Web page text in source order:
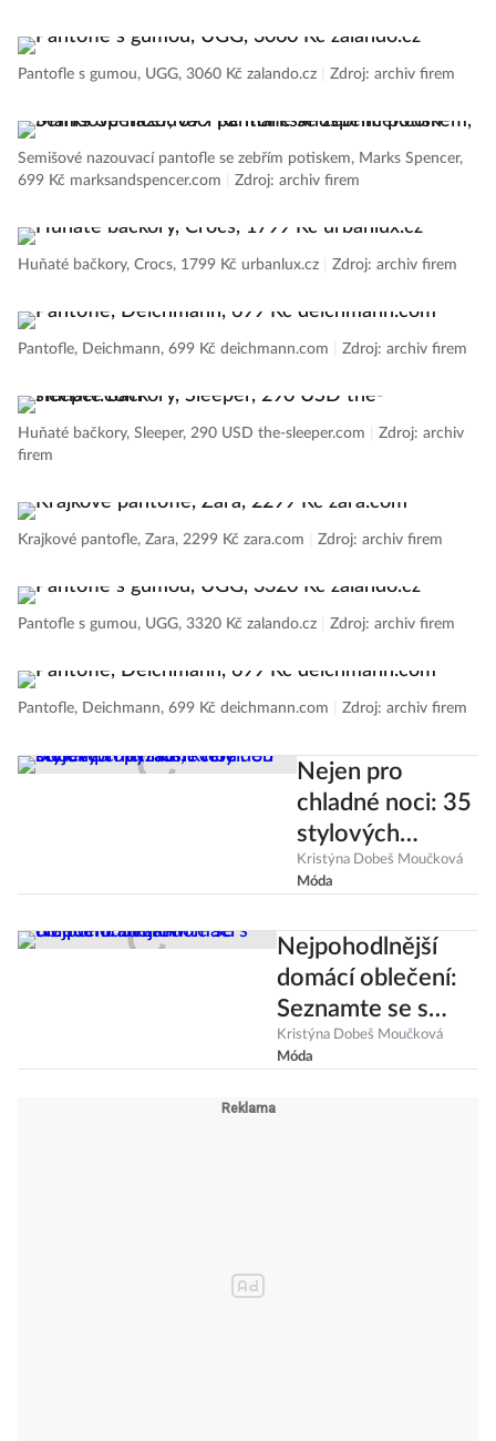
Pantofle s gumou, UGG, 3060 Kč zalando.cz Zdroj: archiv firem
Semišové nazouvací pantofle se zebřím potiskem, Marks Spencer,
699 Kč marksandspencer.com
Zdroj: archiv firem
Huňaté bačkory, Crocs, 1799 Kč urbanlux.cz Zdroj: archiv firem
Pantofle, Deichmann, 699 Kč deichmann.com Zdroj: archiv firem
Huňaté bačkory, Sleeper, 290 USD the-sleeper.com
Zdroj: archiv
firem
Krajkové pantofle, Zara, 2299 Kč zara.com Zdroj: archiv firem
Pantofle s gumou, UGG, 3320 Kč zalando.cz Zdroj: archiv firem
Pantofle, Deichmann, 699 Kč deichmann.com Zdroj: archiv firem
Nejen pro
chladné noci: 35
stylových
pyžam, která
budete chtít
nosit celý den
Kristýna Dobeš Moučková
Móda
Nejpohodlnější
domácí oblečení:
Seznamte se s
trendem athflow
Kristýna Dobeš Moučková
Móda